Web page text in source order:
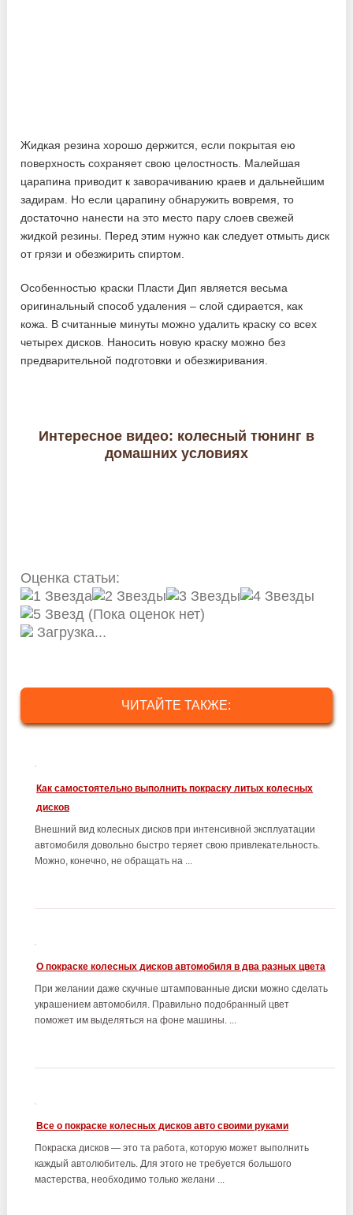
Жидкая резина хорошо держится, если покрытая ею
поверхность сохраняет свою целостность. Малейшая
царапина приводит к заворачиванию краев и дальнейшим
задирам. Но если царапину обнаружить вовремя, то
достаточно нанести на это место пару слоев свежей
жидкой резины. Перед этим нужно как следует отмыть диск
от грязи и обезжирить спиртом.
Особенностью краски Пласти Дип является весьма
оригинальный способ удаления – слой сдирается, как
кожа. В считанные минуты можно удалить краску со всех
четырех дисков. Наносить новую краску можно без
предварительной подготовки и обезжиривания.
Интересное видео: колесный тюнинг в
домашних условиях
Оценка статьи:
(Пока оценок нет)
Загрузка...
ЧИТАЙТЕ ТАКЖЕ:
Как самостоятельно выполнить покраску литых колесных
дисков
Внешний вид колесных дисков при интенсивной эксплуатации
автомобиля довольно быстро теряет свою привлекательность.
Можно, конечно, не обращать на ...
О покраске колесных дисков автомобиля в два разных цвета
При желании даже скучные штампованные диски можно сделать
украшением автомобиля. Правильно подобранный цвет
поможет им выделяться на фоне машины. ...
Все о покраске колесных дисков авто своими руками
Покраска дисков — это та работа, которую может выполнить
каждый автолюбитель. Для этого не требуется большого
мастерства, необходимо только желани ...